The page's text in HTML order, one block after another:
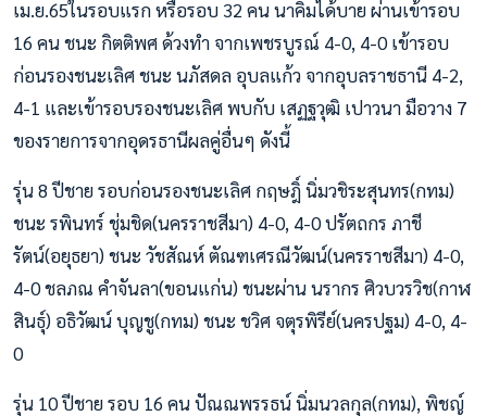
เม.ย.65ในรอบแรก หรือรอบ 32 คน นาคิมได้บาย ผ่านเข้ารอบ
16 คน ชนะ กิตติพศ ด้วงทำ จากเพชรบูรณ์ 4-0, 4-0 เข้ารอบ
ก่อนรองชนะเลิศ ชนะ นภัสดล อุบลแก้ว จากอุบลราชธานี 4-2,
4-1 และเข้ารอบรองชนะเลิศ พบกับ เสฏฐวุฒิ เปาวนา มือวาง 7
ของรายการจากอุดรธานีผลคู่อื่นๆ ดังนี้
รุ่น 8 ปีชาย รอบก่อนรองชนะเลิศ กฤษฎิ์ นิ่มวชิระสุนทร(กทม)
ชนะ รพินทร์ ชุ่มชิด(นครราชสีมา) 4-0, 4-0 ปรัตถกร ภาชี
รัตน์(อยุธยา) ชนะ วัชสัณห์ ตัณฑเศรณีวัฒน์(นครราชสีมา) 4-0,
4-0 ชลภณ คำจันลา(ขอนแก่น) ชนะผ่าน นรากร ศิวบวรวิช(กาฬ
สินธ์ุ) อธิวัฒน์ บุญชู(กทม) ชนะ ชวิศ จตุรพิรีย์(นครปฐม) 4-0, 4-
0
รุ่น 10 ปีชาย รอบ 16 คน ปัณณพรรธน์ นิ่มนวลกุล(กทม), พิชญ์